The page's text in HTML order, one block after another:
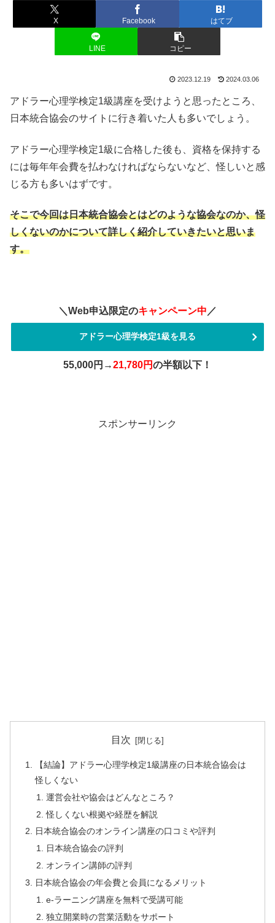
X Facebook はてブ
LINE コピー
2023.12.19 2024.03.06
アドラー心理学検定1級講座を受けようと思ったところ、
日本統合協会のサイトに行き着いた人も多いでしょう。
アドラー心理学検定1級に合格した後も、資格を保持する
には毎年年会費を払わなければならないなど、怪しいと感
じる方も多いはずです。
そこで今回は日本統合協会とはどのような協会なのか、怪
しくないのかについて詳しく紹介していきたいと思いま
す。
＼Web申込限定のキャンペーン中 ／
アドラー心理学検定1級を見る
55,000円→21,780円の半額以下！
スポンサーリンク
目次
【結論】アドラー心理学検定1級講座の日本統合協会は
怪しくない
運営会社や協会はどんなところ？
怪しくない根拠や経歴を解説
日本統合協会のオンライン講座の口コミや評判
日本統合協会の評判
オンライン講師の評判
日本統合協会の年会費と会員になるメリット
e-ラーニング講座を無料で受講可能
独立開業時の営業活動をサポート